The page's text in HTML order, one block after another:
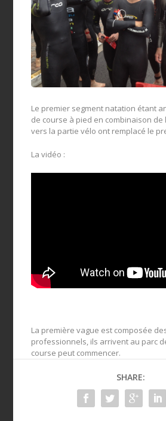
Le premier segment natation étant
de course à pied en combinaison
vers la partie vélo ont remplacé le
La vidéo :
La première vague est composée
professionnels, ils arrivent au parc
course peut commencer.
SHARE: